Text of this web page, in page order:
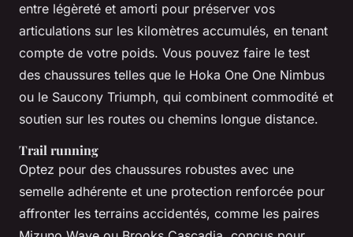
entre légèreté et amorti pour préserver vos
articulations sur les kilomètres accumulés, en tenant
compte de votre poids. Vous pouvez faire le test
des chaussures telles que le Hoka One One Nimbus
ou le Saucony Triumph, qui combinent commodité et
soutien sur les routes ou chemins longue distance.
Trail running
Optez pour des chaussures robustes avec une
semelle adhérente et une protection renforcée pour
affronter les terrains accidentés, comme les paires